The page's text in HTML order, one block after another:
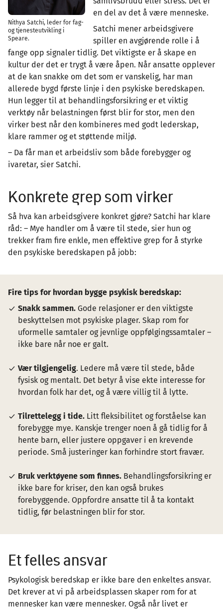
Nithya Satchi, leder for fag-
og tjenesteutvikling i
Speare.
en del av det å være menneske.
Satchi mener arbeidsgivere
spiller en avgjørende rolle i å
fange opp signaler tidlig. Det viktigste er å skape en
kultur der det er trygt å være åpen. Når ansatte opplever
at de kan snakke om det som er vanskelig, har man
allerede bygd første linje i den psykiske beredskapen.
Hun legger til at behandlingsforsikring er et viktig
verktøy når belastningen først blir for stor, men den
virker best når den kombineres med godt lederskap,
klare rammer og et støttende miljø.
– Da får man et arbeidsliv som både forebygger og
ivaretar, sier Satchi.
Konkrete grep som virker
Så hva kan arbeidsgivere konkret gjøre? Satchi har klare
råd: – Mye handler om å være til stede, sier hun og
trekker fram fire enkle, men effektive grep for å styrke
den psykiske beredskapen på jobb:
Fire tips for hvordan bygge psykisk beredskap:
Snakk sammen. Gode relasjoner er den viktigste
beskyttelsen mot psykiske plager. Skap rom for
uformelle samtaler og jevnlige oppfølgingssamtaler –
ikke bare når noe er galt.
Vær tilgjengelig. Ledere må være til stede, både
fysisk og mentalt. Det betyr å vise ekte interesse for
hvordan folk har det, og å være villig til å lytte.
Tilrettelegg i tide. Litt fleksibilitet og forståelse kan
forebygge mye. Kanskje trenger noen å gå tidlig for å
hente barn, eller justere oppgaver i en krevende
periode. Små justeringer kan forhindre stort fravær.
Bruk verktøyene som finnes. Behandlingsforsikring er
ikke bare for kriser, den kan også brukes
forebyggende. Oppfordre ansatte til å ta kontakt
tidlig, før belastningen blir for stor.
Et felles ansvar
Psykologisk beredskap er ikke bare den enkeltes ansvar.
Det krever at vi på arbeidsplassen skaper rom for at
mennesker kan være mennesker. Også når livet er